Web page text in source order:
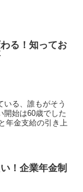
る！知ってお
いる、誰もがそう
開始は60歳でした
年金支給の引き上
！企業年金制